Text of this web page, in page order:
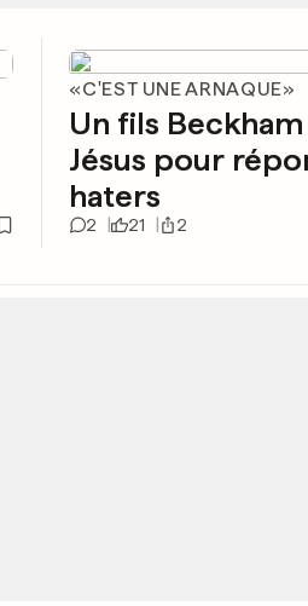
«C'EST UNE ARNAQUE»
Un fils
Jésus pour
haters
2 21 2